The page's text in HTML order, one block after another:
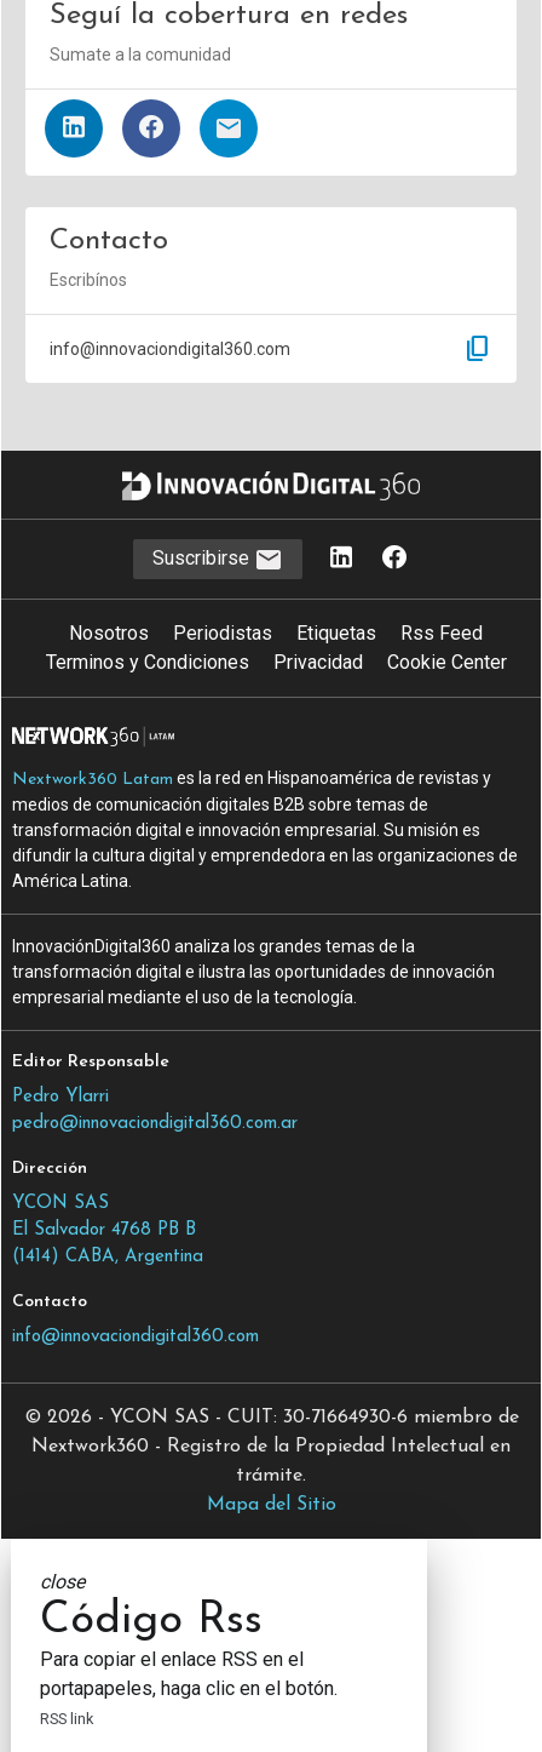
Seguí la cobertura en redes
Sumate a la comunidad
Contacto
Escribínos
info@innovaciondigital360.com content_copy
Suscribirse
Nosotros Periodistas Etiquetas
Rss Feed
Terminos y Condiciones
Privacidad Cookie Center
Nextwork360 Latam es la red en Hispanoamérica de revistas y
medios de comunicación digitales B2B sobre temas de
transformación digital e innovación empresarial. Su misión es
difundir la cultura digital y emprendedora en las organizaciones de
América Latina.
InnovaciónDigital360 analiza los grandes temas de la
transformación digital e ilustra las oportunidades de innovación
empresarial mediante el uso de la tecnología.
Editor Responsable
Pedro Ylarri
pedro@innovaciondigital360.com.ar
Dirección
YCON SAS
El Salvador 4768 PB B
(1414) CABA, Argentina
Contacto
info@innovaciondigital360.com
© 2026 - YCON SAS - CUIT: 30-71664930-6 miembro de
Nextwork360 - Registro de la Propiedad Intelectual en
trámite.
Mapa del Sitio
close
Código Rss
Para copiar el enlace RSS en el
portapapeles, haga clic en el botón.
RSS link